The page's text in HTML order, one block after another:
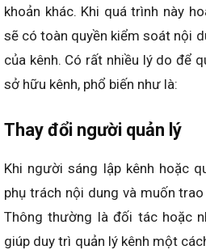
khoản khác. Khi quá trình này
sẽ có toàn quyền kiểm soát nội
của kênh. Có rất nhiều lý do để
sở hữu kênh, phổ biến như là:
Thay đổi người quản lý
Khi người sáng lập kênh hoặc
phụ trách nội dung và muốn
Thông thường là đối tác hoặc
giúp duy trì quản lý kênh một